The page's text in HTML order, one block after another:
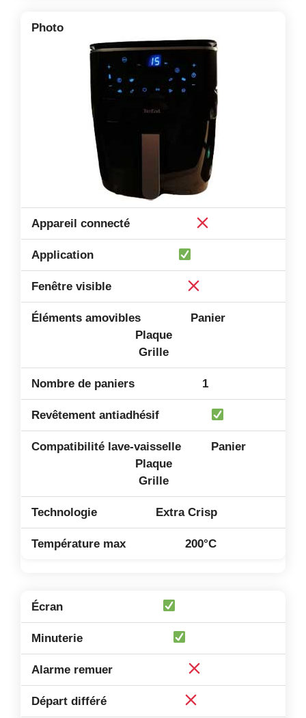
Panier
Plaque
Grille
1
Panier
Plaque
Grille
Extra Crisp
200°C